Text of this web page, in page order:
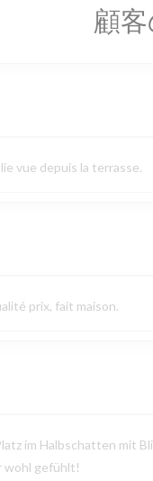
顧
vue depuis la terrasse.
prix, fait maison.
im Halbschatten mit
wohl gefühlt!